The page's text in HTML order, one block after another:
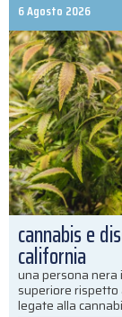
6 Agosto 2026
cannabis e
california
una persona
superiore
legate alla